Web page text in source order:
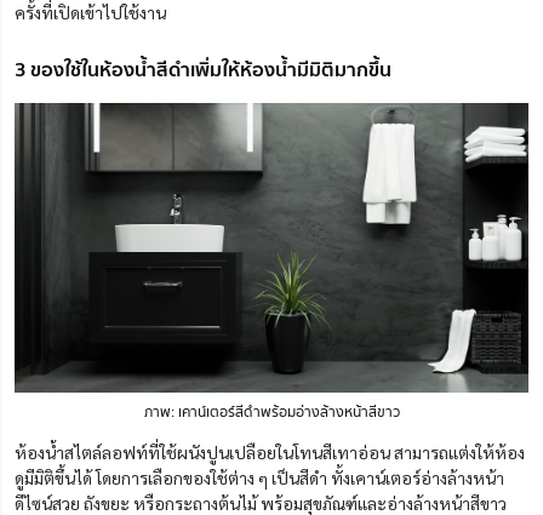
ครั้งที่เปิดเข้าไปใช้งาน
3 ของใช้ในห้องน้ำสีดำเพิ่มให้ห้องน้ำมีมิติมากขึ้น
ภาพ: เคาน์เตอร์สีดำพร้อมอ่างล้างหน้าสีขาว
ห้องน้ำสไตล์ลอฟท์ที่ใช้ผนังปูนเปลือยในโทนสีเทาอ่อน สามารถแต่งให้ห้อง
ดูมีมิติขึ้นได้ โดยการเลือกของใช้ต่าง ๆ เป็นสีดำ ทั้งเคาน์เตอร์อ่างล้างหน้า
ดีไซน์สวย ถังขยะ หรือกระถางต้นไม้พร้อมสุขภัณฑ์และอ่างล้างหน้าสีขาว